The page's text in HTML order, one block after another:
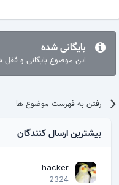
بایگانی شده
این موضوع بایگانی و قفل
رفتن به فهرست موضوع ها
بیشترین ارسال کنندگان
hacker
2324